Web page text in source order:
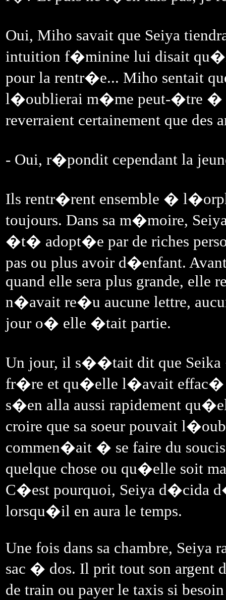
Oui, Miho savait que Seiya
intuition f�minine lui disait qu�il
pour la rentr�e... Miho sentait
l�oublierai m�me peut-�tre �
reverraient certainement que des
- Oui, r�pondit cependant la
Ils rentr�rent ensemble �
toujours. Dans sa m�moire,
�t� adopt�e par de riches
pas ou plus avoir d�enfant.
quand elle sera plus grande, elle
n�avait re�u aucune lettre,
jour o� elle �tait partie.
Un jour, il s��tait dit que Seika
fr�re et qu�elle l�avait effac�
s�en alla aussi rapidement
croire que sa soeur pouvait
commen�ait � se faire du
quelque chose ou qu�elle soit
C�est pourquoi, Seiya d�cida
lorsqu�il en aura le temps.
Une fois dans sa chambre, Seiya
sac � dos. Il prit tout son argent
de train ou payer le taxis si